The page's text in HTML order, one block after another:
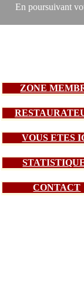
En poursuivant
ZONE
VOUS ETES
CONTACT